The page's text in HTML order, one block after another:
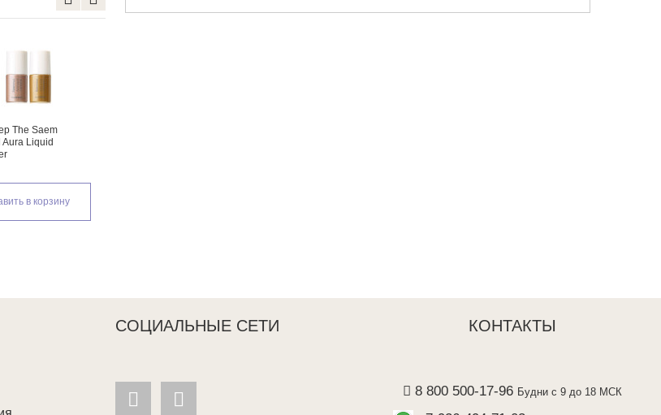
Праймер The Saem Saemmul
Perfect Pore Primer
СОЦИАЛЬНЫЕ СЕТИ КОНТАКТЫ
8 800 500-17-96 Будни с 9 до 18 МСК